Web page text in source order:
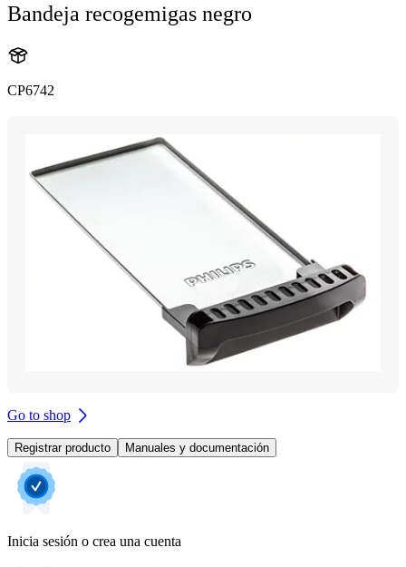
Bandeja recogemigas negro
CP6742
Go to shop
Registrar producto Manuales y documentación
Inicia sesión o crea una cuenta